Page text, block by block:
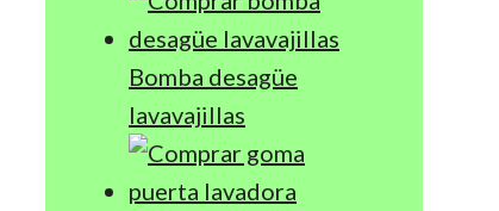
Bomba desagüe
lavavajillas